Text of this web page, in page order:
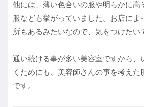
他には、薄い色合いの服や明らかに高
服なども挙がっていました。お店によ
所もあるみたいなので、気をつけたい
通い続ける事が多い美容室ですから、
くためにも、美容師さんの事を考え
です。